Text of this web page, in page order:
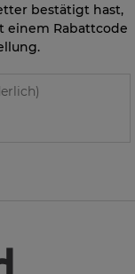
bestätigt hast,
einem Rabattcode